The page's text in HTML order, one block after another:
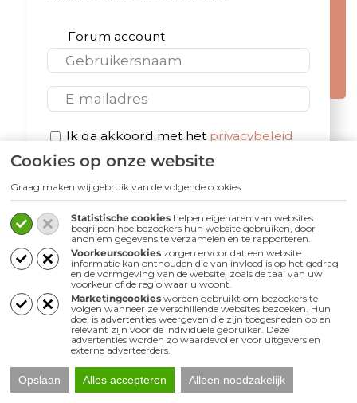
Cookies op onze website
Graag maken wij gebruik van de volgende cookies:
Statistische cookies helpen eigenaren van websites
begrijpen hoe bezoekers hun website gebruiken, door
anoniem gegevens te verzamelen en te rapporteren.
Voorkeurscookies zorgen ervoor dat een website
informatie kan onthouden die van invloed is op het gedrag
en de vormgeving van de website, zoals de taal van uw
voorkeur of de regio waar u woont.
Marketingcookies worden gebruikt om bezoekers te
volgen wanneer ze verschillende websites bezoeken. Hun
doel is advertenties weergeven die zijn toegesneden op en
relevant zijn voor de individuele gebruiker. Deze
advertenties worden zo waardevoller voor uitgevers en
externe adverteerders.
Opslaan Alles accepteren Alleen noodzakelijk
Forum account
E-mail
Privacybeleid
*
Ik ga akkoord met het privacybeleid
Volg ons